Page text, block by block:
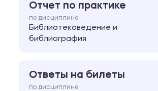
Отчет по практике
по дисциплине
Библиотековедение и
библиография
Ответы на билеты
по дисциплине